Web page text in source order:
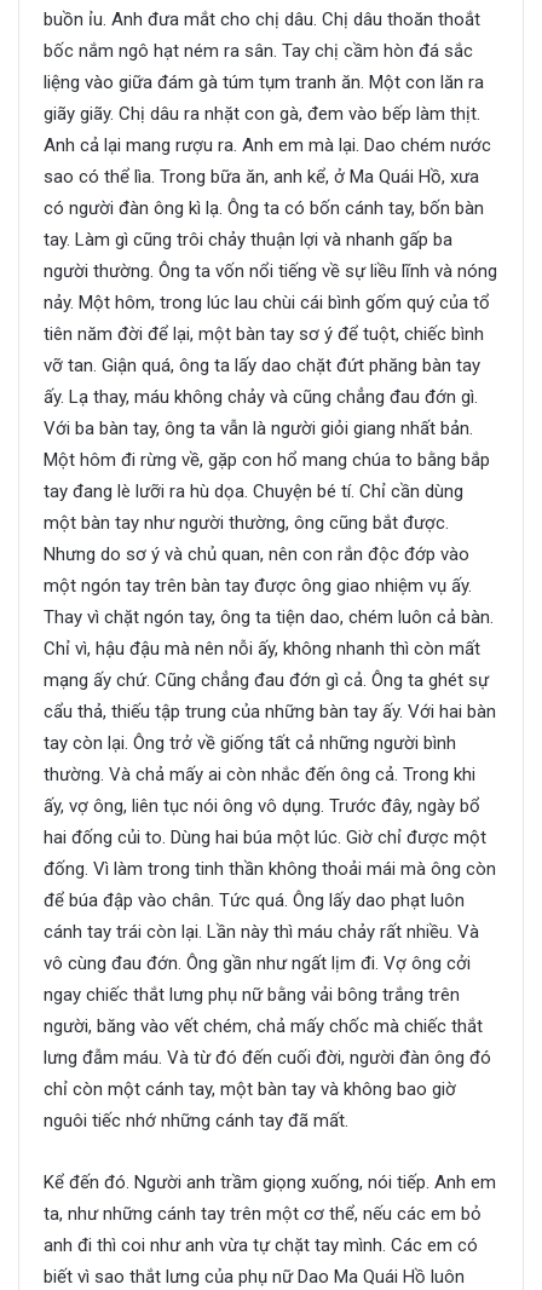
buồn ỉu. Anh đưa mắt cho chị dâu. Chị dâu thoăn thoắt
bốc nắm ngô hạt ném ra sân. Tay chị cầm hòn đá sắc
liệng vào giữa đám gà túm tụm tranh ăn. Một con lăn ra
giãy giãy. Chị dâu ra nhặt con gà, đem vào bếp làm thịt.
Anh cả lại mang rượu ra. Anh em mà lại. Dao chém nước
sao có thể lìa. Trong bữa ăn, anh kể, ở Ma Quái Hồ, xưa
có người đàn ông kì lạ. Ông ta có bốn cánh tay, bốn bàn
tay. Làm gì cũng trôi chảy thuận lợi và nhanh gấp ba
người thường. Ông ta vốn nổi tiếng về sự liều lĩnh và nóng
nảy. Một hôm, trong lúc lau chùi cái bình gốm quý của tổ
tiên năm đời để lại, một bàn tay sơ ý để tuột, chiếc bình
vỡ tan. Giận quá, ông ta lấy dao chặt đứt phăng bàn tay
ấy. Lạ thay, máu không chảy và cũng chẳng đau đớn gì.
Với ba bàn tay, ông ta vẫn là người giỏi giang nhất bản.
Một hôm đi rừng về, gặp con hổ mang chúa to bằng bắp
tay đang lè lưỡi ra hù dọa. Chuyện bé tí. Chỉ cần dùng
một bàn tay như người thường, ông cũng bắt được.
Nhưng do sơ ý và chủ quan, nên con rắn độc đớp vào
một ngón tay trên bàn tay được ông giao nhiệm vụ ấy.
Thay vì chặt ngón tay, ông ta tiện dao, chém luôn cả bàn.
Chỉ vì, hậu đậu mà nên nỗi ấy, không nhanh thì còn mất
mạng ấy chứ. Cũng chẳng đau đớn gì cả. Ông ta ghét sự
cẩu thả, thiếu tập trung của những bàn tay ấy. Với hai bàn
tay còn lại. Ông trở về giống tất cả những người bình
thường. Và chả mấy ai còn nhắc đến ông cả. Trong khi
ấy, vợ ông, liên tục nói ông vô dụng. Trước đây, ngày bổ
hai đống củi to. Dùng hai búa một lúc. Giờ chỉ được một
đống. Vì làm trong tinh thần không thoải mái mà ông còn
để búa đập vào chân. Tức quá. Ông lấy dao phạt luôn
cánh tay trái còn lại. Lần này thì máu chảy rất nhiều. Và
vô cùng đau đớn. Ông gần như ngất lịm đi. Vợ ông cởi
ngay chiếc thắt lưng phụ nữ bằng vải bông trắng trên
người, băng vào vết chém, chả mấy chốc mà chiếc thắt
lưng đẫm máu. Và từ đó đến cuối đời, người đàn ông đó
chỉ còn một cánh tay, một bàn tay và không bao giờ
nguôi tiếc nhớ những cánh tay đã mất.
Kể đến đó. Người anh trầm giọng xuống, nói tiếp. Anh em
ta, như những cánh tay trên một cơ thể, nếu các em bỏ
anh đi thì coi như anh vừa tự chặt tay mình. Các em có
biết vì sao thắt lưng của phụ nữ Dao Ma Quái Hồ luôn